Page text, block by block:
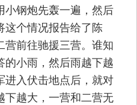
小钢炮先轰一遍，然后
这个情况报告给了陈
营前往驰援三营。谁知
小雨，然后雨越下越
进入伏击地点后，就对
下越大，一营和二营无